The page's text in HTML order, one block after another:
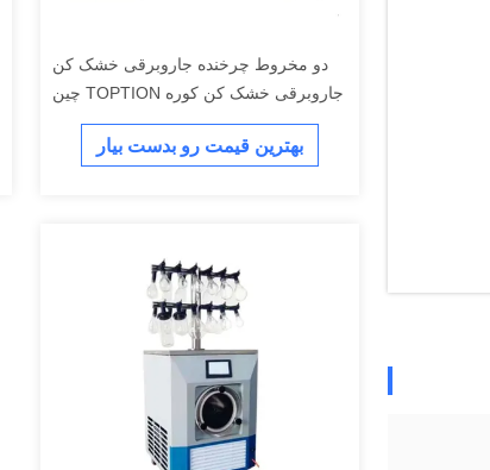
دو مخروط چرخنده جاروبرقی خشک کن
جاروبرقی خشک کن کوره TOPTION چین
بهترین قیمت رو بدست بیار